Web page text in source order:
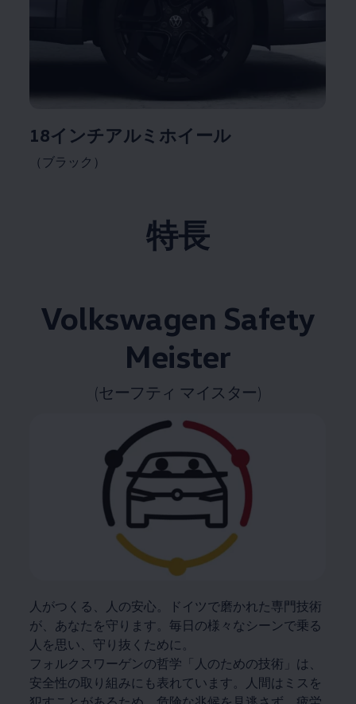
18インチアルミホイール
（ブラック）
特長
Volkswagen Safety
Meister
(セーフティ マイスター)
人がつくる、人の安心。ドイツで磨かれた専門技術
が、あなたを守ります。毎日の様々なシーンで乗る
人を思い、守り抜くために。
フォルクスワーゲンの哲学「人のための技術」は、
安全性の取り組みにも表れています。人間はミスを